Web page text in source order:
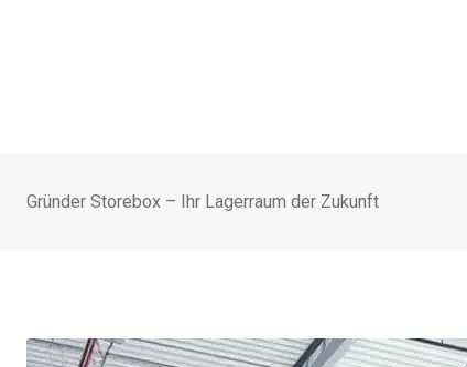
Gründer Storebox – Ihr Lagerraum der Zukunft